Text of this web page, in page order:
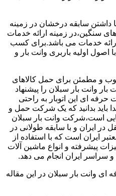
داشتن سابقه درخشان در زمینه
سنگین،در زمینه ارائه خدمات
خدمات می باشد.برای کسب
اصول اولیه باربری وانت بار و
و مطمئن برای حمل کالاهای
وانت بار سبلان را پیشنهاد
حرفه ای این اتوبار به راحتی
باید بدانید که یک شرکت حمل و
است،شرکت وانت بار سبلان
ایران و با سابقه طولانی در
ایران است که با استفاده از
پیشرفته و انواع ماشین آلات
سراسر ایران انجام می دهد.
ای وانت بار سبلان در این مقاله